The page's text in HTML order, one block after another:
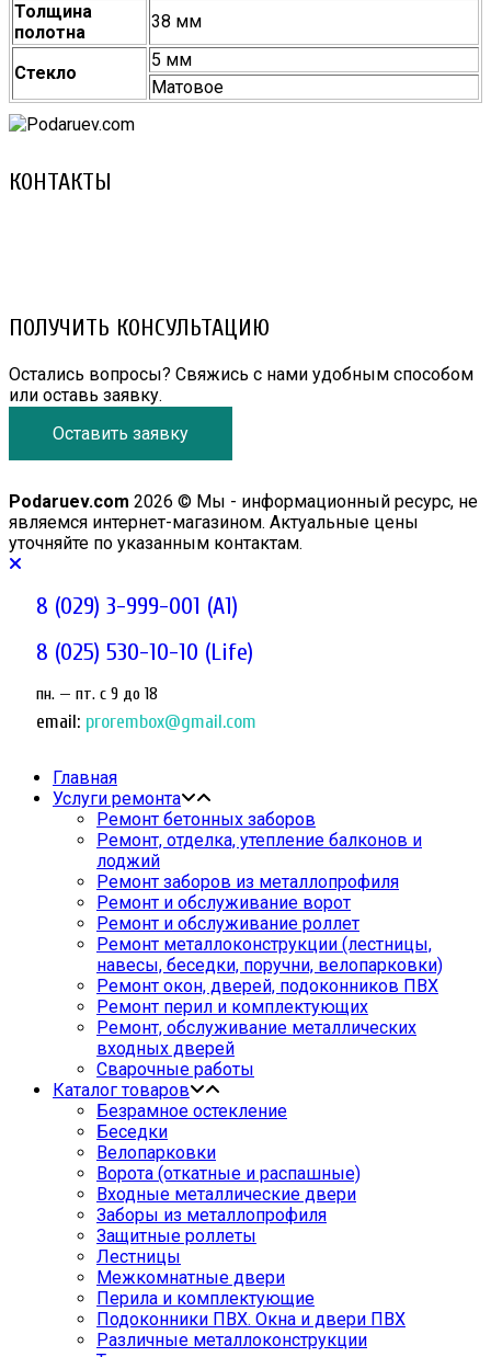
Толщина
полотна
38 мм
Стекло
5 мм
Матовое
КОНТАКТЫ
ПОЛУЧИТЬ КОНСУЛЬТАЦИЮ
Остались вопросы? Свяжись с нами удобным способом
или оставь заявку.
Оставить заявку
Podaruev.com 2026 © Мы - информационный ресурс, не
являемся интернет-магазином. Актуальные цены
уточняйте по указанным контактам.
8 (029) 3-999-001 (A1)
8 (025) 530-10-10 (Life)
пн. — пт. c 9 до 18
email: prorembox@gmail.com
Главная
Услуги ремонта
Ремонт бетонных заборов
Ремонт, отделка, утепление балконов и
лоджий
Ремонт заборов из металлопрофиля
Ремонт и обслуживание ворот
Ремонт и обслуживание роллет
Ремонт металлоконструкции (лестницы,
навесы, беседки, поручни, велопарковки)
Ремонт окон, дверей, подоконников ПВХ
Ремонт перил и комплектующих
Ремонт, обслуживание металлических
входных дверей
Сварочные работы
Каталог товаров
Безрамное остекление
Беседки
Велопарковки
Ворота (откатные и распашные)
Входные металлические двери
Заборы из металлопрофиля
Защитные роллеты
Лестницы
Межкомнатные двери
Перила и комплектующие
Подоконники ПВХ. Окна и двери ПВХ
Различные металлоконструкции